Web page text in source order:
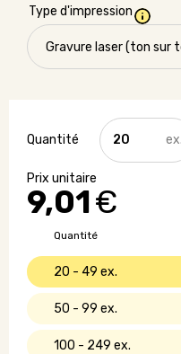
Type d'impression
9,01€
quantité
de
Bouteille
verre
avec
-
800
ml
Quantité
20 - 49
50 - 99
100 - 249